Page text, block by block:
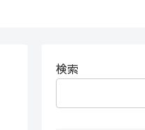
検索